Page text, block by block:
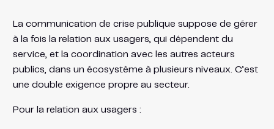
La communication de crise publique suppose de gérer
à la fois la relation aux usagers, qui dépendent du
service, et la coordination avec les autres acteurs
publics, dans un écosystème à plusieurs niveaux. C’est
une double exigence propre au secteur.
Pour la relation aux usagers :